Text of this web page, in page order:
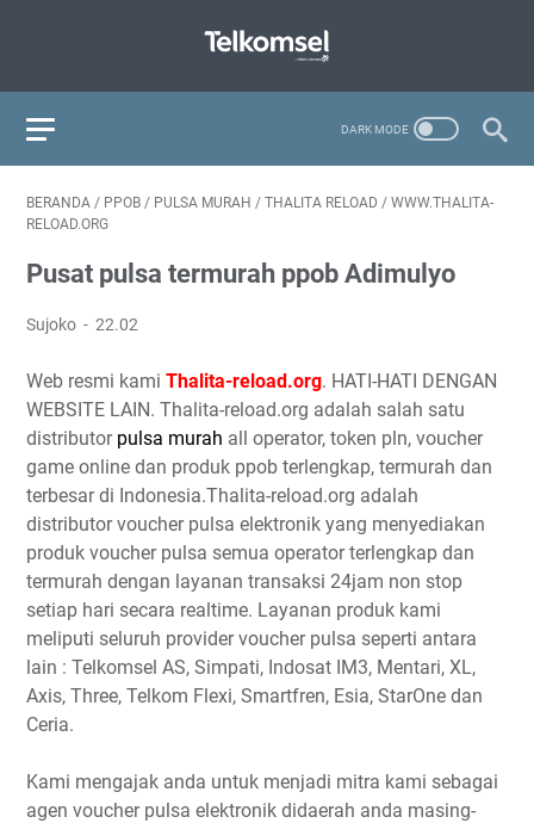
BERANDA / PPOB / PULSA MURAH / THALITA RELOAD / WWW.THALITA-
RELOAD.ORG
Pusat pulsa termurah ppob Adimulyo
Sujoko 22.02
Web resmi kami Thalita-reload.org. HATI-HATI DENGAN
WEBSITE LAIN. Thalita-reload.org adalah salah satu
distributor pulsa murah all operator, token pln, voucher
game online dan produk ppob terlengkap, termurah dan
terbesar di Indonesia.Thalita-reload.org adalah
distributor voucher pulsa elektronik yang menyediakan
produk voucher pulsa semua operator terlengkap dan
termurah dengan layanan transaksi 24jam non stop
setiap hari secara realtime. Layanan produk kami
meliputi seluruh provider voucher pulsa seperti antara
lain : Telkomsel AS, Simpati, Indosat IM3, Mentari, XL,
Axis, Three, Telkom Flexi, Smartfren, Esia, StarOne dan
Ceria.
Kami mengajak anda untuk menjadi mitra kami sebagai
agen voucher pulsa elektronik didaerah anda masing-